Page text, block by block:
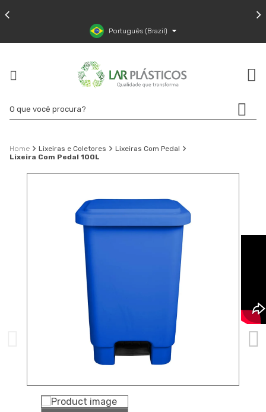
Português (Brazil)
Lixeiras e Coletores
Lixeiras Com Pedal
Lixeira Com Pedal 100L